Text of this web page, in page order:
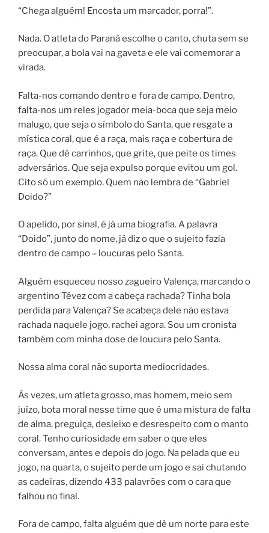
“Chega alguém! Encosta um marcador, porra!”.
Nada. O atleta do Paraná escolhe o canto, chuta sem se
preocupar, a bola vai na gaveta e ele vai comemorar a
virada.
Falta-nos comando dentro e fora de campo. Dentro,
falta-nos um reles jogador meia-boca que seja meio
malugo, que seja o símbolo do Santa, que resgate a
mística coral, que é a raça, mais raça e cobertura de
raça. Que dê carrinhos, que grite, que peite os times
adversários. Que seja expulso porque evitou um gol.
Cito só um exemplo. Quem não lembra de “Gabriel
Doido?”
O apelido, por sinal, é já uma biografia. A palavra
“Doido”, junto do nome, já diz o que o sujeito fazia
dentro de campo – loucuras pelo Santa.
Alguém esqueceu nosso zagueiro Valença, marcando o
argentino Tévez com a cabeça rachada? Tinha bola
perdida para Valença? Se acabeça dele não estava
rachada naquele jogo, rachei agora. Sou um cronista
também com minha dose de loucura pelo Santa.
Nossa alma coral não suporta mediocridades.
Às vezes, um atleta grosso, mas homem, meio sem
juízo, bota moral nesse time que é uma mistura de falta
de alma, preguiça, desleixo e desrespeito com o manto
coral. Tenho curiosidade em saber o que eles
conversam, antes e depois do jogo. Na pelada que eu
jogo, na quarta, o sujeito perde um jogo e sai chutando
as cadeiras, dizendo 433 palavrões com o cara que
falhou no final.
Fora de campo, falta alguém que dê um norte para este